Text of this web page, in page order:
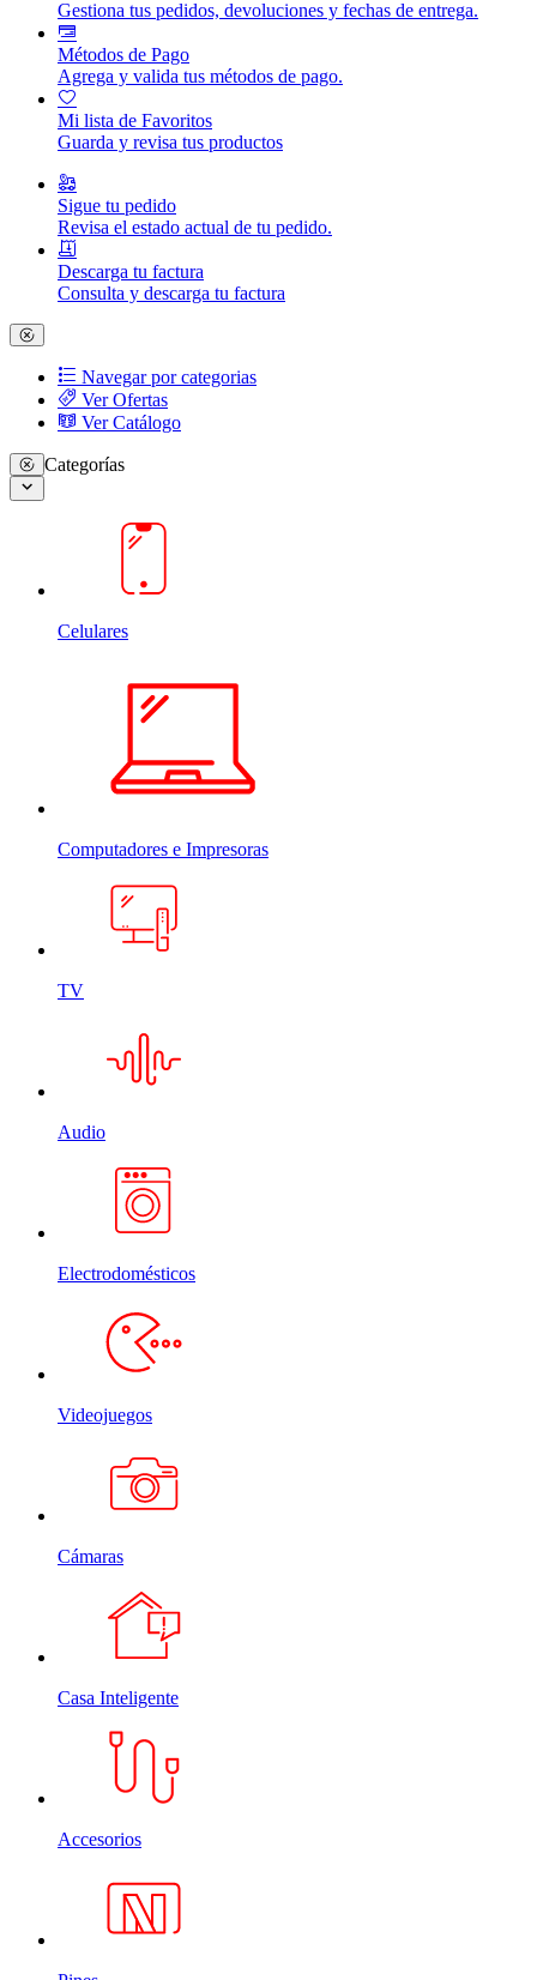
Gestiona tus pedidos, devoluciones y fechas de entrega.
Métodos de Pago
Agrega y valida tus métodos de pago.
Mi lista de Favoritos
Guarda y revisa tus productos
Sigue tu pedido
Revisa el estado actual de tu pedido.
Descarga tu factura
Consulta y descarga tu factura
Navegar por categorias
Ver Ofertas
Ver Catálogo
Categorías
Celulares
Computadores e Impresoras
TV
Audio
Electrodomésticos
Videojuegos
Cámaras
Casa Inteligente
Accesorios